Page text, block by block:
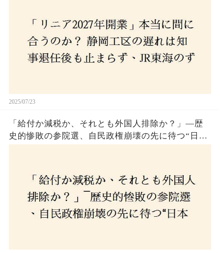
2025/07/23
「給付か減税か、それとも外国人排除か？」―歴
史的惨敗の参院選、自民政権崩壊の先に待つ“日本